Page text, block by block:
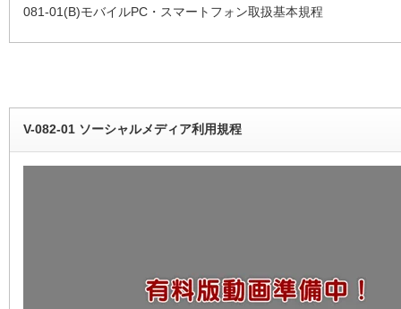
081-01(B)モバイルPC・スマートフォン取扱基本規程
V-082-01 ソーシャルメディア利用規程